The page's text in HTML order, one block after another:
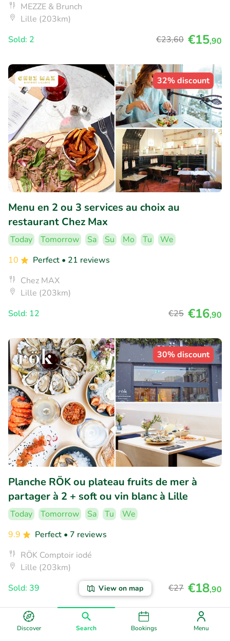
Discover Search Bookings Menu
View on map
MEZZE & Brunch
Lille (203km)
Sold: 2
€23,60 €15,90
32% discount
Menu en 2 ou 3 services au choix au
restaurant Chez Max
Today Tomorrow Sa Su Mo Tu
We
10
Perfect • 21 reviews
Chez MAX
Lille (203km)
Sold: 12
€25 €16,90
30% discount
Planche RÖK ou plateau fruits de mer à
partager à 2 + soft ou vin blanc à Lille
Today Tomorrow Sa Tu
We
9.9
Perfect • 7 reviews
RÖK Comptoir iodé
Lille (203km)
Sold: 39
€27 €18,90
45% discount